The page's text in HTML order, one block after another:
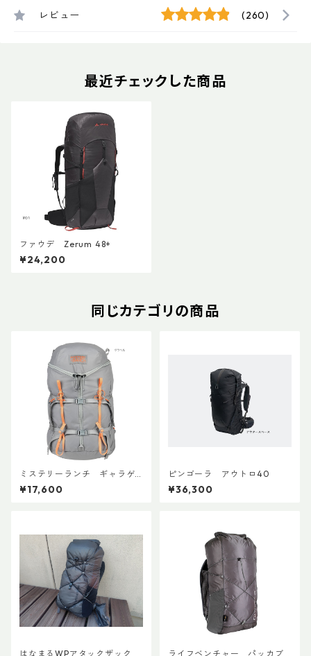
レビュー (260)
最近チェックした商品
ファウデ Zerum 48+
¥24,200
同じカテゴリの商品
ミステリーランチ ギャラゲ
ーター20
¥17,600
ピンゴーラ アウトロ40
¥36,300
はなまるWPアタックザック ライフベンチャー パッカブ